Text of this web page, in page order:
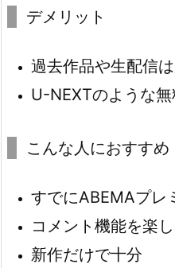
デメリット
過去作品や生配信
U-NEXTのような
こんな人におすすめ
すでにABEMAプレ
コメント機能を楽
新作だけで十分